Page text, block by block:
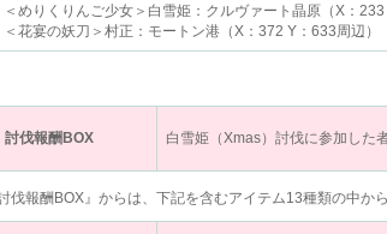
＜めりくりんご少女＞白雪姫：クルヴァート晶原（X：233
＜花宴の妖刀＞村正：モートン港（X：372 Y：633周辺）
伐報酬BOX 白雪姫（Xmas）討伐に参加した
報酬BOX』からは、下記を含むアイテム13種類の中か